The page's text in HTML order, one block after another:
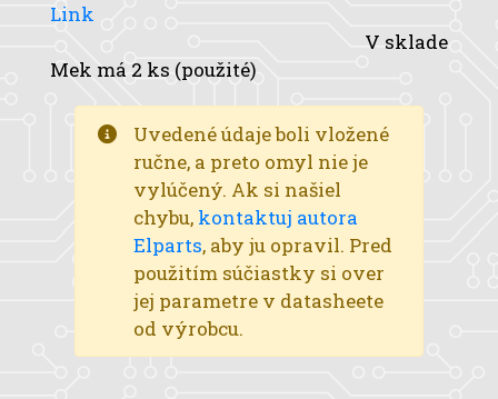
Link
V sklade
Mek má 2 ks (použité)
Uvedené údaje boli vložené
ručne, a preto omyl nie je
vylúčený. Ak si našiel
chybu, kontaktuj autora
Elparts, aby ju opravil. Pred
použitím súčiastky si over
jej parametre v datasheete
od výrobcu.